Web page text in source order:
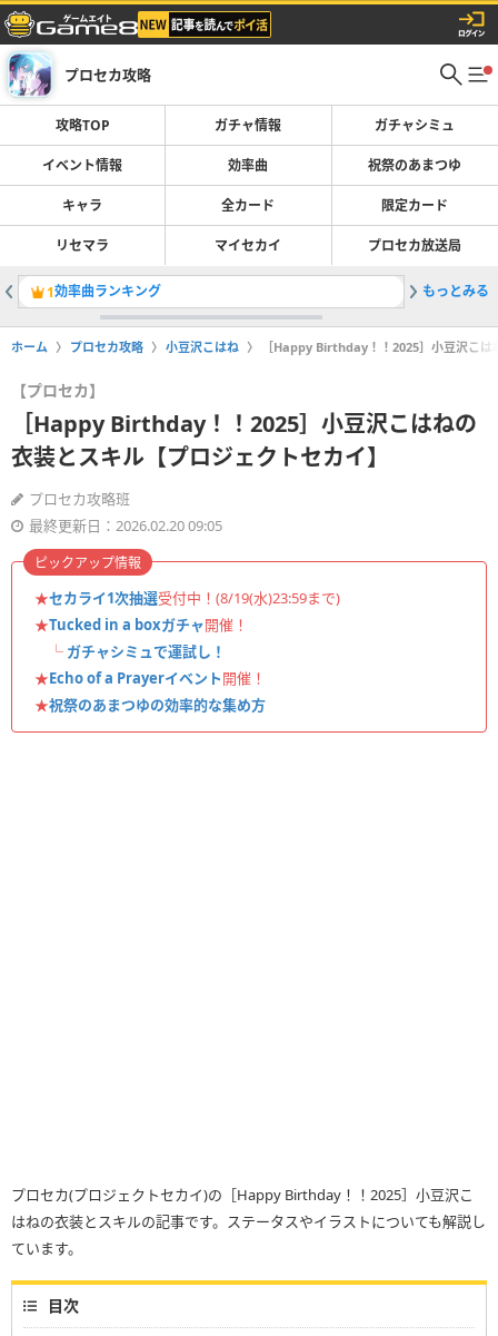
プロセカ攻略
攻略TOP ガチャ情報 ガチャシミュ
イベント情報 効率曲 祝祭のあまつゆ
キャラ 全カード 限定カード
リセマラ マイセカイ プロセカ放送局
1効率曲ランキング 2アプリ
もっとみる
ホーム プロセカ攻略 小豆沢こはね ［Happy Birthday！！2025］小豆沢こ
【プロセカ】
［Happy Birthday！！2025］小豆沢こはねの
衣装とスキル【プロジェクトセカイ】
プロセカ攻略班
最終更新日：2026.02.20 09:05
★セカライ1次抽選受付中！(8/19(水)23:59まで)
★Tucked in a boxガチャ開催！
└ ガチャシミュで運試し！
★Echo of a Prayerイベント開催！
★祝祭のあまつゆの効率的な集め方
ピックアップ情報
プロセカ(プロジェクトセカイ)の［Happy Birthday！！2025］小豆沢こ
はねの衣装とスキルの記事です。ステータスやイラストについても解説し
ています。
目次